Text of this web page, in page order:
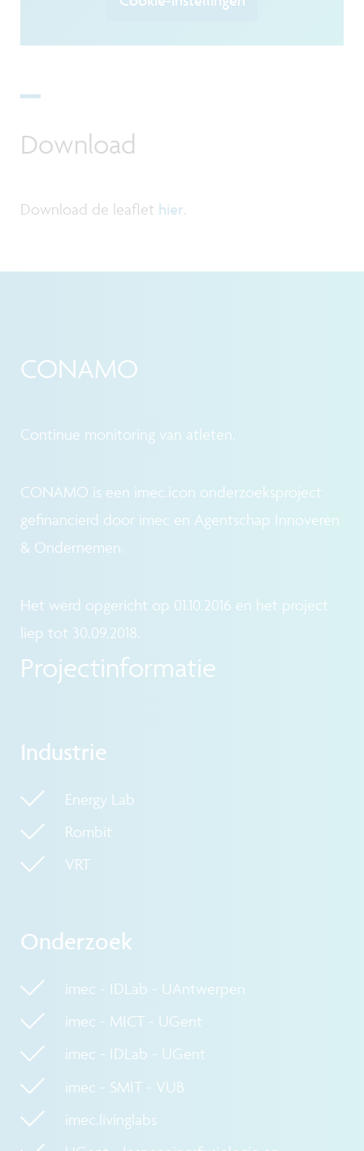
Download
Download de leaflet hier.
CONAMO
Continue monitoring van atleten.
CONAMO is een imec.icon onderzoeksproject
gefinancierd door imec en Agentschap Innoveren
& Ondernemen.
Het werd opgericht op 01.10.2016 en het project
liep tot 30.09.2018.
Projectinformatie
Industrie
Energy Lab
Rombit
VRT
Onderzoek
imec - IDLab - UAntwerpen
imec - MICT - UGent
imec - IDLab - UGent
imec - SMIT - VUB
imec.livinglabs